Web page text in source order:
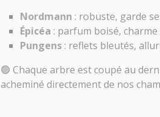
Nordmann : robuste, garde
Épicéa : parfum boisé,
Pungens : reflets bleutés,
🟢 Chaque arbre est coupé au
acheminé directement de nos